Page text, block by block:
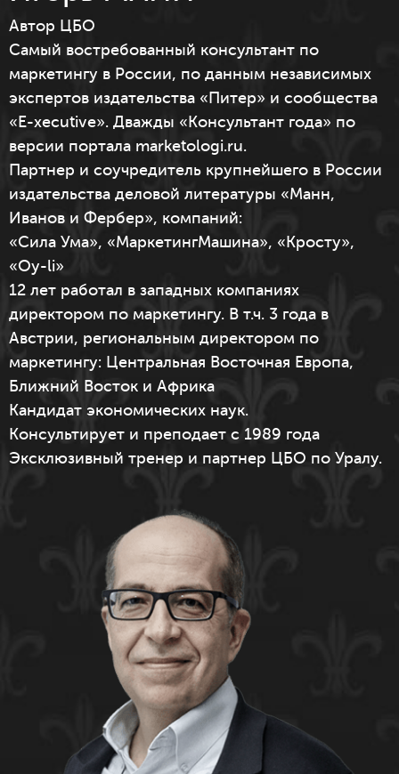
Автор ЦБО
Cамый востребованный консультант по
маркетингу в России, по данным независимых
экспертов издательства «Питер» и сообщества
«E-xecutive». Дважды «Консультант года» по
версии портала marketologi.ru.
Партнер и соучредитель крупнейшего в России
издательства деловой литературы «Манн,
Иванов и Фербер», компаний:
«Сила Ума», «МаркетингМашина», «Кросту»,
«Oy-li»
12 лет работал в западных компаниях
директором по маркетингу. В т.ч. 3 года в
Австрии, региональным директором по
маркетингу: Центральная Восточная Европа,
Ближний Восток и Африка
Кандидат экономических наук.
Консультирует и преподает с 1989 года
Эксклюзивный тренер и партнер ЦБО по Уралу.